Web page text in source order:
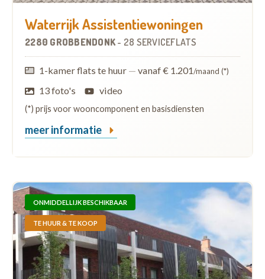
Waterrijk Assistentiewoningen
2280 GROBBENDONK- 28 SERVICEFLATS
1-kamer flats te huur — vanaf € 1.201/maand (*)
13 foto's video
(*) prijs voor wooncomponent en basisdiensten
meer informatie
ONMIDDELLIJK BESCHIKBAAR
TE HUUR & TE KOOP